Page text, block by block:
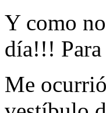
Y como
día!!!
Me